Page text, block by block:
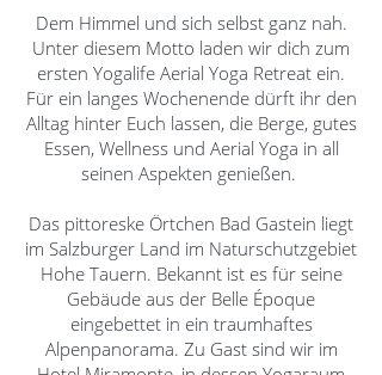
Dem Himmel und sich selbst ganz nah.
Unter diesem Motto laden wir dich zum
ersten Yogalife Aerial Yoga Retreat ein.
Für ein langes Wochenende dürft ihr den
Alltag hinter Euch lassen, die Berge, gutes
Essen, Wellness und Aerial Yoga in all
seinen Aspekten genießen.
Das pittoreske Örtchen Bad Gastein liegt
im Salzburger Land im Naturschutzgebiet
Hohe Tauern. Bekannt ist es für seine
Gebäude aus der Belle Époque
eingebettet in ein traumhaftes
Alpenpanorama. Zu Gast sind wir im